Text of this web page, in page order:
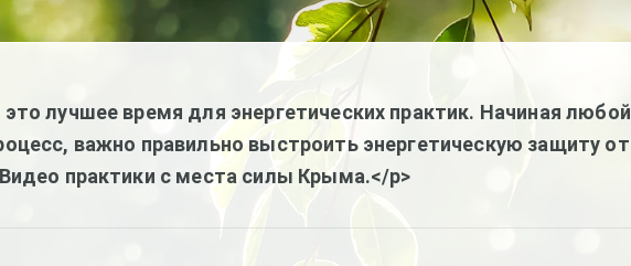
лучшее время для энергетических практик. Начиная любой
важно правильно выстроить энергетическую защиту от
практики с места силы Крыма.</p>